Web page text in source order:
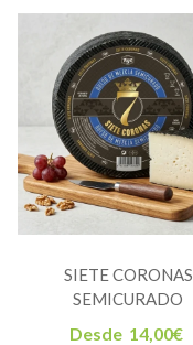
SIETE CORONAS
SEMICURADO
Desde 14,00€